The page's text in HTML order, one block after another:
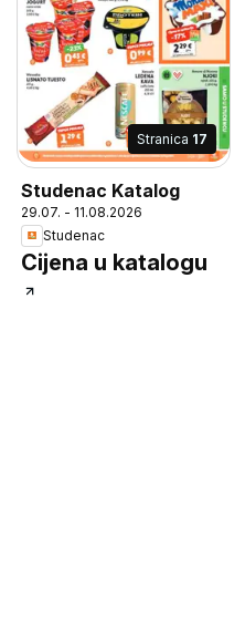
Stranica 17
Studenac Katalog
29.07. - 11.08.2026
Studenac
Cijena u katalogu